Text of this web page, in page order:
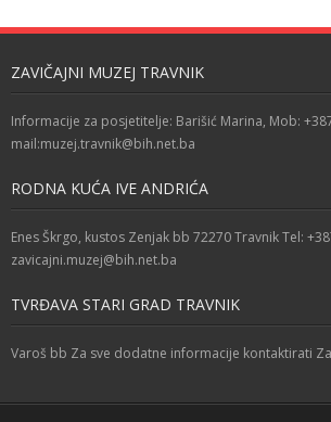
ZAVIČAJNI MUZEJ TRAVNIK
Informacije za posjetitelje: Barišić Marina, Mob:
mail:muzej.travnik@bih.net.ba
RODNA KUĆA IVE ANDRIĆA
Enes Škrgo, kustos Zenjak bb 72270 Travnik Tel:
zavicajni.muzej@bih.net.ba
TVRĐAVA STARI GRAD TRAVNIK
Varoš bb Za sve dodatne informacije kontaktirati